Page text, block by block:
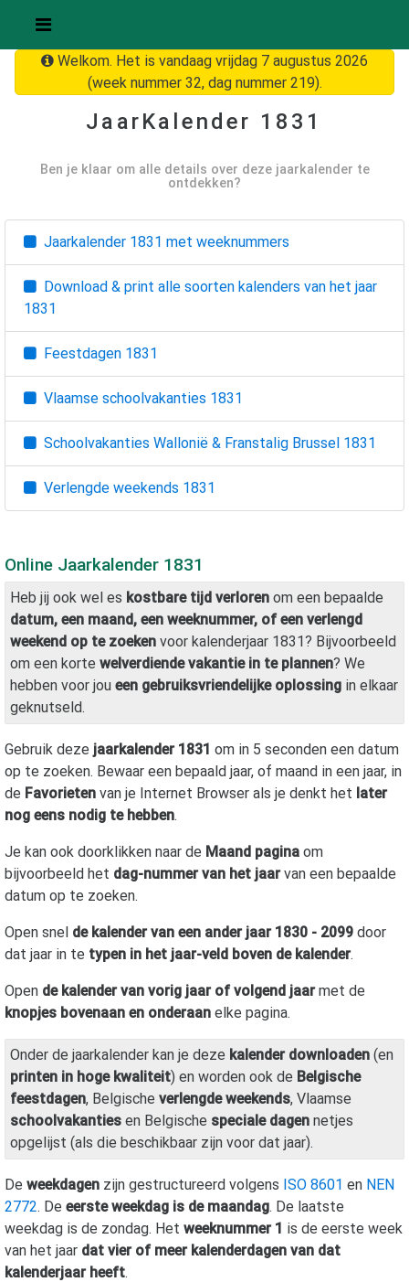
Welkom. Het is vandaag vrijdag 7 augustus 2026
(week nummer 32, dag nummer 219).
JaarKalender 1831
Ben je klaar om alle details over deze jaarkalender te
ontdekken?
Jaarkalender 1831 met weeknummers
Download & print alle soorten kalenders van het jaar
1831
Feestdagen 1831
Vlaamse schoolvakanties 1831
Schoolvakanties Wallonië & Franstalig Brussel 1831
Verlengde weekends 1831
Online Jaarkalender 1831
Heb jij ook wel es kostbare tijd verloren om een bepaalde
datum, een maand, een weeknummer, of een verlengd
weekend op te zoeken voor kalenderjaar 1831? Bijvoorbeeld
om een korte welverdiende vakantie in te plannen? We
hebben voor jou een gebruiksvriendelijke oplossing in elkaar
geknutseld.
Gebruik deze jaarkalender 1831 om in 5 seconden een datum
op te zoeken. Bewaar een bepaald jaar, of maand in een jaar, in
de Favorieten van je Internet Browser als je denkt het later
nog eens nodig te hebben.
Je kan ook doorklikken naar de Maand pagina om
bijvoorbeeld het dag-nummer van het jaarvan een bepaalde
datum op te zoeken.
Open snel de kalender van een ander jaar 1830 - 2099 door
dat jaar in te typen in het jaar-veld boven de kalender.
Open de kalender van vorig jaar of volgend jaarmet de
knopjes bovenaan en onderaan elke pagina.
Onder de jaarkalender kan je deze kalender downloaden (en
printen in hoge kwaliteit) en worden ook de Belgische
feestdagen, Belgische verlengde weekends, Vlaamse
schoolvakanties en Belgische speciale dagen netjes
opgelijst (als die beschikbaar zijn voor dat jaar).
De weekdagen zijn gestructureerd volgens ISO 8601 en NEN
2772. De eerste weekdag is de maandag. De laatste
weekdag is de zondag. Het weeknummer 1 is de eerste week
van het jaar dat vier of meer kalenderdagen van dat
kalenderjaar heeft.